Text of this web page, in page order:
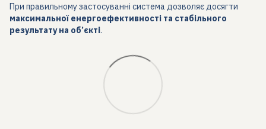
При правильному застосуванні система дозволяє досягти
максимальної енергоефективності та стабільного
результату на об’єкті.